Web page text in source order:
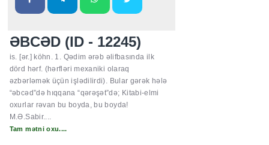
ƏBCƏD (ID - 12245)
is. [ər.] köhn. 1. Qədim ərəb əlifbasında ilk
dörd hərf. (hərfləri mexaniki olaraq
əzbərləmək üçün işlədilirdi). Bular gərək hələ
“əbcəd”də hıqqana “qərəşət”də; Kitabi-elmi
oxurlar rəvan bu boyda, bu boyda!
M.Ə.Sabir....
Tam mətni oxu....